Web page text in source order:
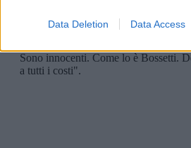
Data Deletion Data Access